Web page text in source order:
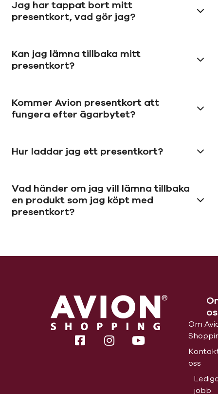
Jag har tappat bort mitt
presentkort, vad gör jag?
Kan jag lämna tillbaka mitt
presentkort?
Kommer Avion presentkort att
fungera efter ägarbytet?
Hur laddar jag ett presentkort?
Vad händer om jag vill lämna tillbaka
en produkt som jag köpt med
presentkort?
Om
oss
jobb